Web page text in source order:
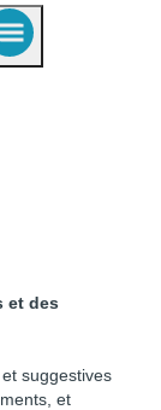
et des
suggestives
et